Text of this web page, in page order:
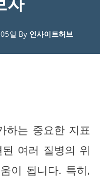
일 By 인사이트허브
하는 중요한 지표
여러 질병의 위
이 됩니다. 특히,